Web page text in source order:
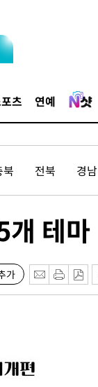
츠 연예
북 전북 경남
테마
가